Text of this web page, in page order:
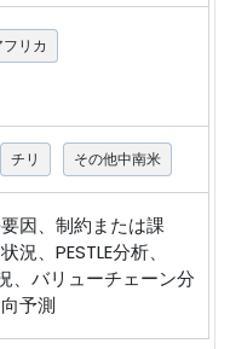
リカ
チリ その他中南米
因、制約または課
、PESTLE分析、
、バリューチェーン分
予測